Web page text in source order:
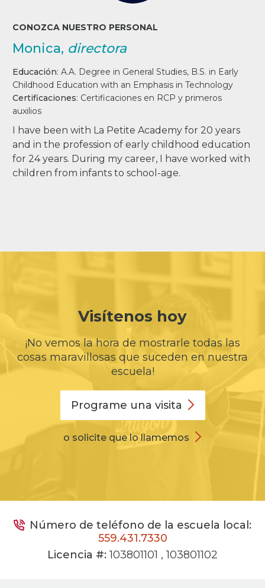
CONOZCA NUESTRO PERSONAL
Monica, directora
Educación:A.A. Degree in General Studies, B.S. in Early
Childhood Education with an Emphasis in Technology
Certificaciones: Certificaciones en RCP y primeros
auxilios
I have been with La Petite Academy for 20 years
and in the profession of early childhood education
for 24 years. During my career, I have worked with
children from infants to school-age.
Visítenos hoy
¡No vemos la hora de mostrarle todas las
cosas maravillosas que suceden en nuestra
escuela!
Programe una visita
o solicite que lo llamemos
Número de teléfono de la escuela local:
559.431.7330
Licencia #:103801101 , 103801102